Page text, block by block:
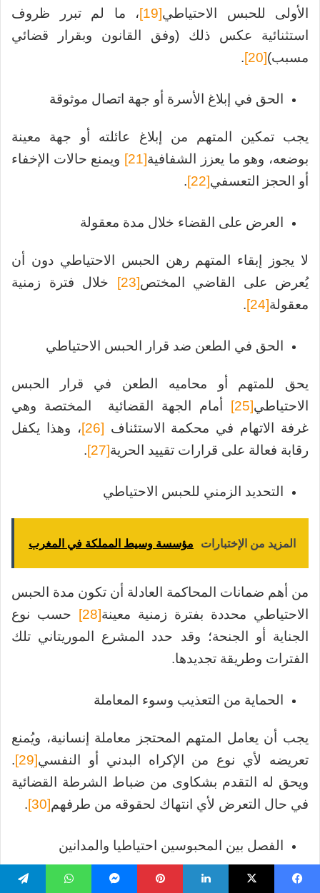
الأولى للحبس الاحتياطي[19]
، ما لم تبرر ظروف
استثنائية عكس ذلك (وفق القانون وبقرار قضائي
مسبب)[20]
.
الحق في إبلاغ الأسرة أو جهة اتصال موثوقة
يجب تمكين المتهم من إبلاغ عائلته أو جهة معينة
بوضعه، وهو ما يعزز الشفافية[21]
ويمنع حالات الإخفاء
أو الحجز التعسفي[22]
.
العرض على القضاء خلال مدة معقولة
لا يجوز إبقاء المتهم رهن الحبس الاحتياطي دون أن
يُعرض على القاضي المختص[23]
خلال فترة زمنية
معقولة[24]
.
الحق في الطعن ضد قرار الحبس الاحتياطي
يحق للمتهم أو محاميه الطعن في قرار الحبس
الاحتياطي[25]
أمام الجهة القضائية المختصة وهي
غرفة الاتهام في محكمة الاستئناف [26]
، وهذا يكفل
رقابة فعالة على قرارات تقييد الحرية[27]
.
التحديد الزمني للحبس الاحتياطي
المزيد من الإختبارات مؤسسة وسيط المملكة في المغرب
من أهم ضمانات المحاكمة العادلة أن تكون مدة الحبس
الاحتياطي محددة بفترة زمنية معينة[28]
حسب نوع
الجناية أو الجنحة؛ وقد حدد المشرع الموريتاني تلك
الفترات وطريقة تجديدها.
الحماية من التعذيب وسوء المعاملة
يجب أن يعامل المتهم المحتجز معاملة إنسانية، ويُمنع
تعريضه لأي نوع من الإكراه البدني أو النفسي[29]
.
ويحق له التقدم بشكاوى من ضباط الشرطة القضائية
في حال التعرض لأي انتهاك لحقوقه من طرفهم[30]
.
الفصل بين المحبوسين احتياطيا والمدانين
في القواعد النموذجية لمعاملة الأشخاص في السجون